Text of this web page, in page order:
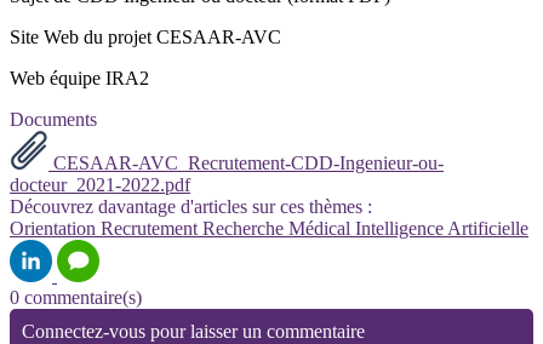
Site Web du projet CESAAR-AVC
Web équipe IRA2
Documents
CESAAR-AVC_Recrutement-CDD-Ingenieur-ou-
docteur_2021-2022.pdf
Découvrez davantage d'articles sur ces thèmes :
Orientation Recrutement Recherche Médical Intelligence Artificielle
0 commentaire(s)
Connectez-vous pour laisser un commentaire